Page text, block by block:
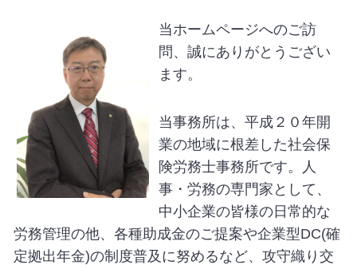
当ホームページへのご訪
問、誠にありがとうござい
ます。
当事務所は、平成２０年開
業の地域に根差した社会保
険労務士事務所です。人
事・労務の専門家として、
中小企業の皆様の日常的な
労務管理の他、各種助成金のご提案や企業型DC(確
定拠出年金)の制度普及に努めるなど、攻守織り交